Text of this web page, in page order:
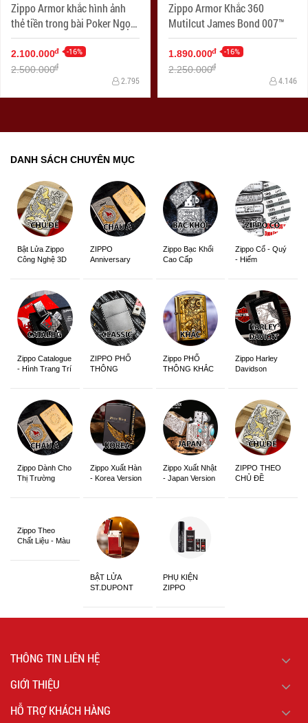
Zippo Armor khắc hình ảnh
thẻ tiền trong bài Poker Ngọn
lửa đỏ
2.100.000đ -16%
2.500.000đ
2.795
Zippo Armor Khắc 360
Mutilcut James Bond 007™
1.890.000đ -16%
2.250.000đ
4.146
DANH SÁCH CHUYÊN MỤC
Bật Lửa Zippo
Công Nghệ 3D
ZIPPO
Anniversary
Zippo Bạc Khối
Cao Cấp
Zippo Cổ - Quý
- Hiếm
Zippo Catalogue
- Hình Trang Trí
ZIPPO PHỔ
THÔNG
Zippo PHỔ
THÔNG KHẮC
Zippo Harley
Davidson
Zippo Dành Cho
Thị Trường
Zippo Xuất Hàn
- Korea Version
Zippo Xuất Nhật
- Japan Version
ZIPPO THEO
CHỦ ĐỀ
Zippo Theo
Chất Liệu - Màu
BẬT LỬA
ST.DUPONT
PHỤ KIỆN
ZIPPO
THÔNG TIN LIÊN HỆ
GIỚI THIỆU
HỖ TRỢ KHÁCH HÀNG